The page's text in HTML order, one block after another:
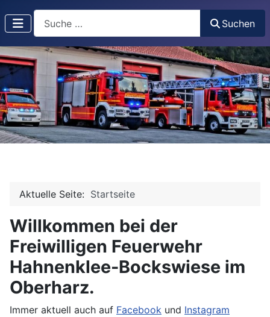
Suchen
Aktuelle Seite: Startseite
Willkommen bei der
Freiwilligen Feuerwehr
Hahnenklee-Bockswiese im
Oberharz.
Immer aktuell auch auf Facebook und Instagram